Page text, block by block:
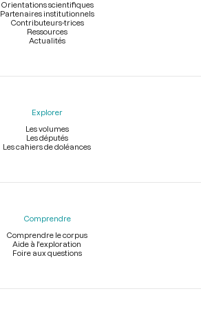
Orientations scientifiques
Partenaires institutionnels
Contributeurs-trices
Ressources
Actualités
Explorer
Les volumes
Les députés
Les cahiers de doléances
Comprendre
Comprendre le corpus
Aide à l'exploration
Foire aux questions